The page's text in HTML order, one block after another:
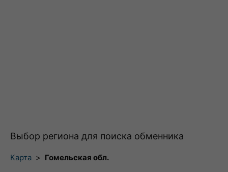
Выбор региона для поиска обменника
Карта > Гомельская обл.